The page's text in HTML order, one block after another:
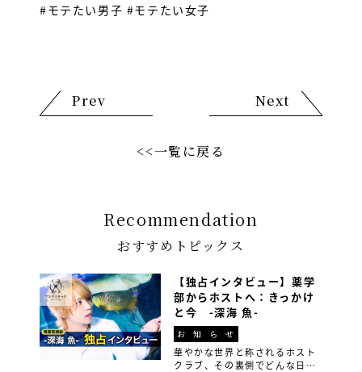
#モテたい男子 #モテたい女子
Prev Next
<<一覧に戻る
Recommendation
おすすめトピックス
【独占インタビュー】薬学
部からホストへ：きっかけ
と今 -深海 魚-
お知らせ
華やかな世界と称されるホスト
クラブ、その裏側でどんな日々